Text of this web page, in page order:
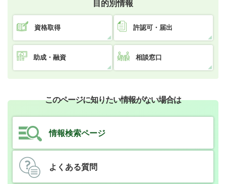
目的別情報
資格取得 許認可・届出
助成・融資 相談窓口
このページに知りたい情報がない場合は
情報検索ページ
よくある質問